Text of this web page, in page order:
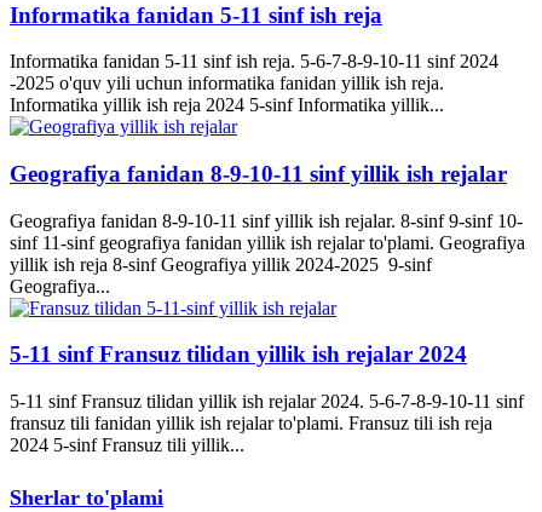
Informatika fanidan 5-11 sinf ish reja
Informatika fanidan 5-11 sinf ish reja. 5-6-7-8-9-10-11 sinf 2024
-2025 o'quv yili uchun informatika fanidan yillik ish reja.
Informatika yillik ish reja 2024 5-sinf Informatika yillik...
Geografiya fanidan 8-9-10-11 sinf yillik ish rejalar
Geografiya fanidan 8-9-10-11 sinf yillik ish rejalar. 8-sinf 9-sinf 10-
sinf 11-sinf geografiya fanidan yillik ish rejalar to'plami. Geografiya
yillik ish reja 8-sinf Geografiya yillik 2024-2025 9-sinf
Geografiya...
5-11 sinf Fransuz tilidan yillik ish rejalar 2024
5-11 sinf Fransuz tilidan yillik ish rejalar 2024. 5-6-7-8-9-10-11 sinf
fransuz tili fanidan yillik ish rejalar to'plami. Fransuz tili ish reja
2024 5-sinf Fransuz tili yillik...
Sherlar to'plami